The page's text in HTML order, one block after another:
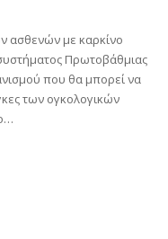
ασθενών με καρκίνο
Πρωτοβάθμιας
που θα μπορεί να
των ογκολογικών